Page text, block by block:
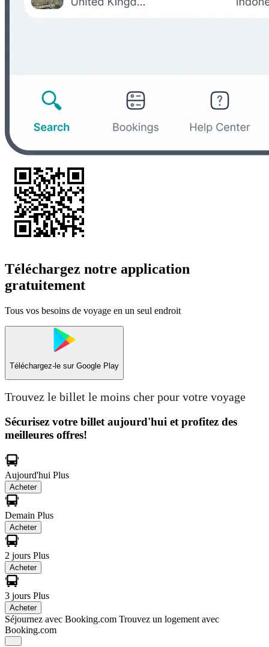
Téléchargez notre application
gratuitement
Tous vos besoins de voyage en un seul endroit
Téléchargez-le sur Google Play
Trouvez le billet le moins cher pour votre voyage
Sécurisez votre billet aujourd'hui et profitez des
meilleures offres!
Aujourd'hui Plus
Acheter
Demain Plus
Acheter
2 jours Plus
Acheter
3 jours Plus
Acheter
Séjournez avec Booking.com Trouvez un logement avec
Booking.com